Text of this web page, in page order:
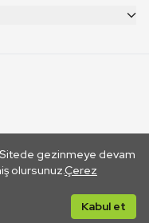
Sitede gezinmeye devam
olursunuz.Çerez
Kabul et
yoluyla gidilen dış